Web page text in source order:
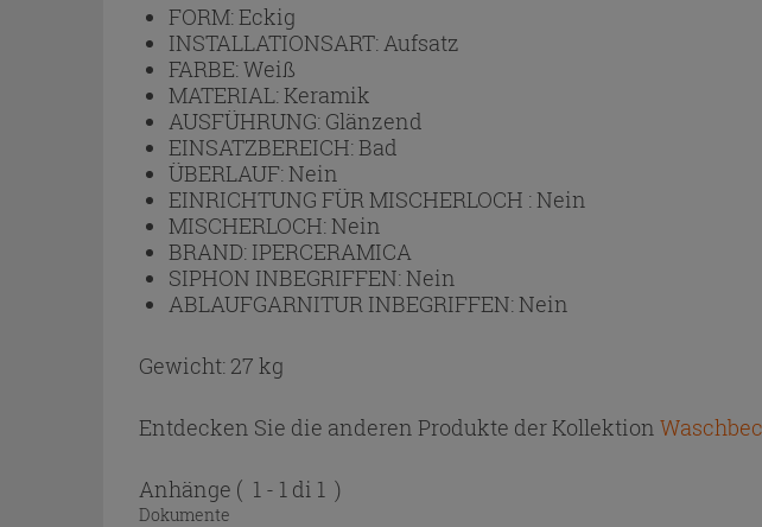
FORM:Eckig
INSTALLATIONSART: Aufsatz
FARBE:Weiß
MATERIAL:Keramik
AUSFÜHRUNG: Glänzend
EINSATZBEREICH:Bad
ÜBERLAUF:Nein
EINRICHTUNG FÜR MISCHERLOCH :Nein
MISCHERLOCH:Nein
BRAND: IPERCERAMICA
SIPHON INBEGRIFFEN:Nein
ABLAUFGARNITUR INBEGRIFFEN:Nein
Gewicht: 27 kg
Entdecken Sie die anderen Produkte der Kollektion
Anhänge ( 1 - 1 di 1 )
Dokumente